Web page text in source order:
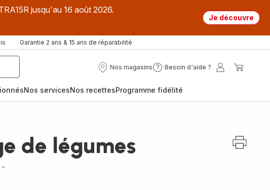
jusqu'au 16 août 2026.
Je découvre
Garantie 2 ans & 15 ans de réparabilité
Nos magasins
Nos
Besoin d'aide ?
Besoin
?
Mon
Nos servicesNos recettesProgramme fidélité
de légumes
-